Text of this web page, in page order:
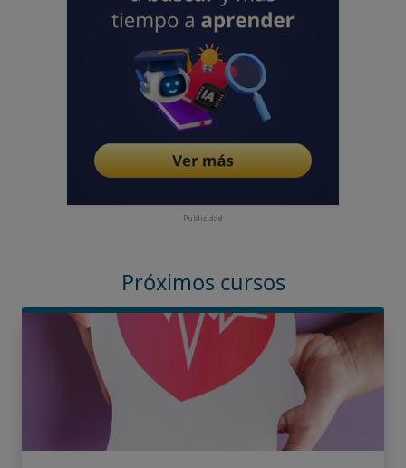
Publicidad
Próximos cursos